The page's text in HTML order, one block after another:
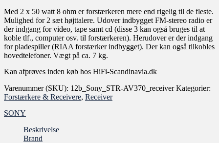
Med 2 x 50 watt 8 ohm er forstærkeren mere end rigelig til de fleste.
Mulighed for 2 sæt højttalere. Udover indbygget FM-stereo radio er
der indgang for video, tape samt cd (disse 3 kan også bruges til at
koble tlf., computer osv. til forstærkeren). Herudover er der indgang
for pladespiller (RIAA forstærker indbygget). Der kan også tilkobles
hovedtelefoner. Vægt på ca. 7 kg.
Kan afprøves inden køb hos HiFi-Scandinavia.dk
Varenummer (SKU): 12b_Sony_STR-AV370_receiver Kategorier:
Forstærkere & Receivere, Receiver
SONY
Beskrivelse
Brand